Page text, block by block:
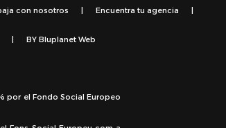
con nosotros | Encuentra tu agencia |
| BY Bluplanet Web
por el Fondo Social Europeo